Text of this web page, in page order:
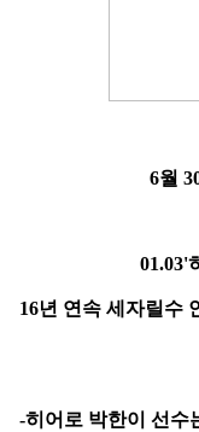
6월
01.03'
16년 연속 세자릴수
-히어로 박한이 선수